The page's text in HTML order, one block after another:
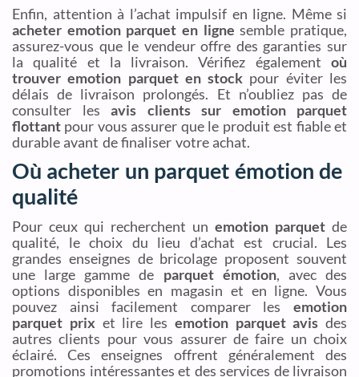
Enfin, attention à l’achat impulsif en ligne. Même si
acheter emotion parquet en ligne semble pratique,
assurez-vous que le vendeur offre des garanties sur
la qualité et la livraison. Vérifiez également où
trouver emotion parquet en stock pour éviter les
délais de livraison prolongés. Et n’oubliez pas de
consulter les avis clients sur emotion parquet
flottant pour vous assurer que le produit est fiable et
durable avant de finaliser votre achat.
Où acheter un parquet émotion de
qualité
Pour ceux qui recherchent un emotion parquet de
qualité, le choix du lieu d’achat est crucial. Les
grandes enseignes de bricolage proposent souvent
une large gamme de parquet émotion, avec des
options disponibles en magasin et en ligne. Vous
pouvez ainsi facilement comparer les emotion
parquet prix et lire les emotion parquet avis des
autres clients pour vous assurer de faire un choix
éclairé. Ces enseignes offrent généralement des
promotions intéressantes et des services de livraison